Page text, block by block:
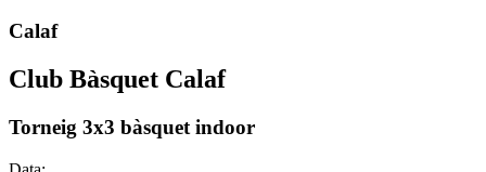
Calaf
Club Bàsquet Calaf
Torneig 3x3 bàsquet indoor